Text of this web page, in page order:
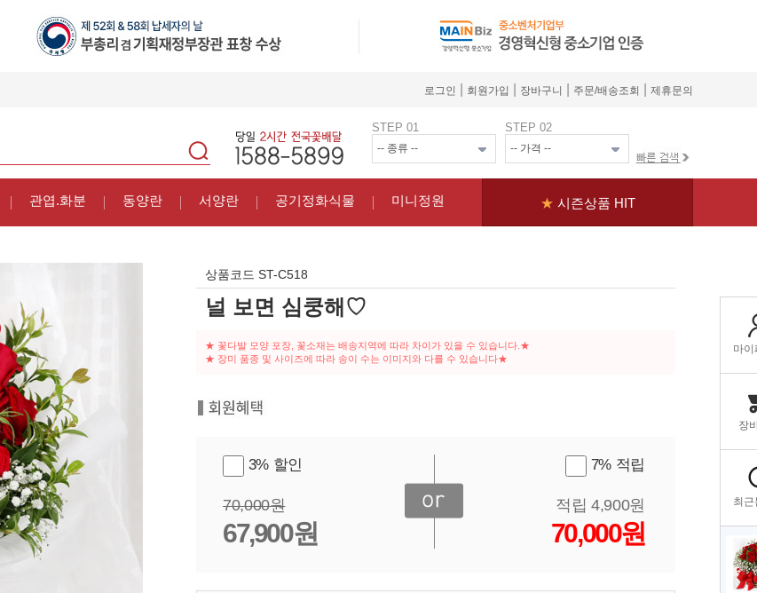
로그인 회원가입 장바구니 주문/배송조회 제휴문의
STEP 01 STEP 02
관엽.화분 동양란 서양란 공기정화식물 미니정원 ★ 시즌상품 HIT
상품코드 ST-C518
널 보면 심쿵해♡
★ 꽃다발 모양 포장, 꽃소재는 배송지역에 따라 차이가 있을 수 있습니다.★
★ 장미 품종 및 사이즈에 따라 송이 수는 이미지와 다를 수 있습니다★
3% 할인
70,000원
67,900원
7% 적립
적립 4,900원
70,000원